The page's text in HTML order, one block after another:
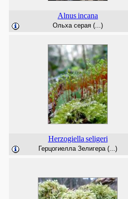
Alnusincana
Ольха серая (...)
Herzogiella seligeri
Герцогиелла Зелигера (...)